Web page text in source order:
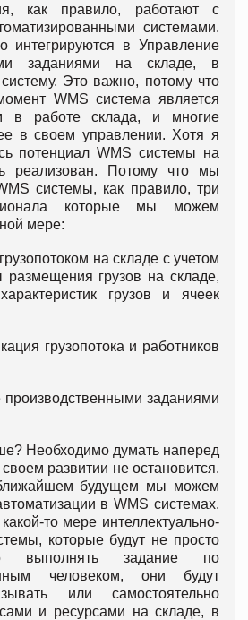
как правило, работают с
системами.
интегрируются в Управление
заданиями на складе, в
Это важно, потому что
WMS система является
в работе склада, и многие
в своем управлении. Хотя я
потенциал WMS системы на
реализован. Потому что мы
системы, как правило, три
которые мы можем
мере:
на складе с учетом
размещения грузов на складе,
грузов и ячеек
грузопотока и работников
заданиями
Необходимо думать наперед
развитии не остановится.
будущем мы можем
в WMS системах.
то мере интеллектуально-
которые будут не просто
выполнять задание по
человеком, они будут
или самостоятельно
и ресурсами на складе, в